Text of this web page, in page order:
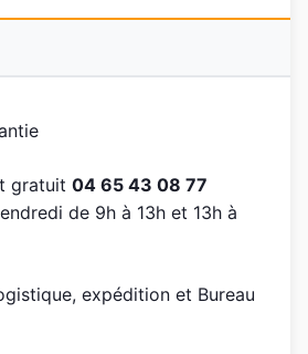
gratuit 04 65 43 08 77
de 9h à 13h et 13h à
expédition et Bureau